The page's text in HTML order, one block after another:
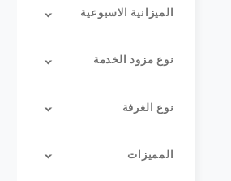
الميزانية الاسبوعية
نوع مزود الخدمة
نوع الغرفة
المميزات